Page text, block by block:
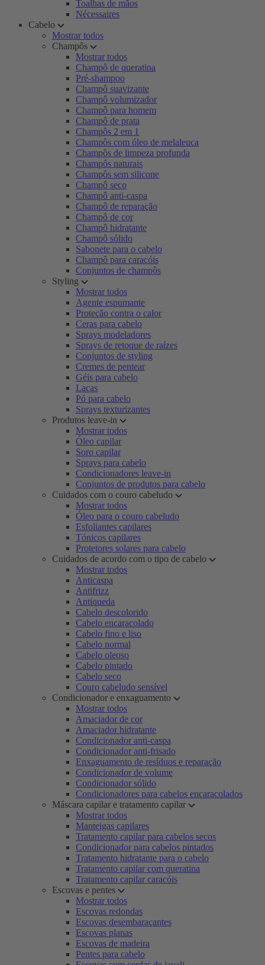
Toalhas de mãos
Nécessaires
Cabelo
Mostrar todos
Champôs
Mostrar todos
Champô de queratina
Pré-shampoo
Champô suavizante
Champô volumizador
Champô para homem
Champô de prata
Champôs 2 em 1
Champôs com óleo de melaleuca
Champôs de limpeza profunda
Champôs naturais
Champôs sem silicone
Champô seco
Champô anti-caspa
Champô de reparação
Champô de cor
Champô hidratante
Champô sólido
Sabonete para o cabelo
Champô para caracóis
Conjuntos de champôs
Styling
Mostrar todos
Agente espumante
Proteção contra o calor
Ceras para cabelo
Sprays modeladores
Sprays de retoque de raízes
Conjuntos de styling
Cremes de pentear
Géis para cabelo
Lacas
Pó para cabelo
Sprays texturizantes
Produtos leave-in
Mostrar todos
Óleo capilar
Soro capilar
Sprays para cabelo
Condicionadores leave-in
Conjuntos de produtos para cabelo
Cuidados com o couro cabeludo
Mostrar todos
Óleo para o couro cabeludo
Esfoliantes capilares
Tónicos capilares
Protetores solares para cabelo
Cuidados de acordo com o tipo de cabelo
Mostrar todos
Anticaspa
Antifrizz
Antiqueda
Cabelo descolorido
Cabelo encaracolado
Cabelo fino e liso
Cabelo normal
Cabelo oleoso
Cabelo pintado
Cabelo seco
Couro cabeludo sensível
Condicionador e enxaguamento
Mostrar todos
Amaciador de cor
Amaciador hidratante
Condicionador anti-caspa
Condicionador anti-frisado
Enxaguamento de resíduos e reparação
Condicionador de volume
Condicionador sólido
Condicionadores para cabelos encaracolados
Máscara capilar e tratamento capilar
Mostrar todos
Manteigas capilares
Tratamento capilar para cabelos secos
Condicionador para cabelos pintados
Tratamento hidratante para o cabelo
Tratamento capilar com queratina
Tratamento capilar caracóis
Escovas e pentes
Mostrar todos
Escovas redondas
Escovas desembaraçantes
Escovas planas
Escovas de madeira
Pentes para cabelo